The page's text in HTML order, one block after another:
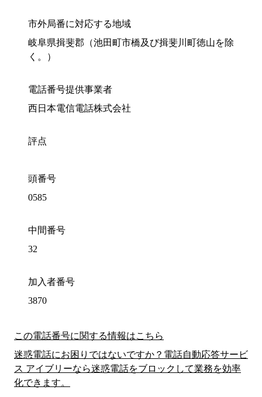
市外局番に対応する地域
岐阜県揖斐郡（池田町市橋及び揖斐川町徳山を除
く。）
電話番号提供事業者
西日本電信電話株式会社
評点
頭番号
0585
中間番号
32
加入者番号
3870
この電話番号に関する情報はこちら
迷惑電話にお困りではないですか？電話自動応答サービ
ス アイブリーなら迷惑電話をブロックして業務を効率
化できます。